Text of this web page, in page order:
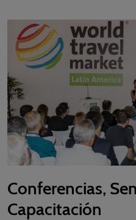
Conferencias,
Capacitación